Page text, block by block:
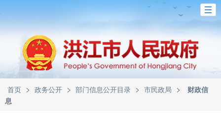
首页 > 政务公开 > 部门信息公开目录 > 市民政局 >
财政信
息